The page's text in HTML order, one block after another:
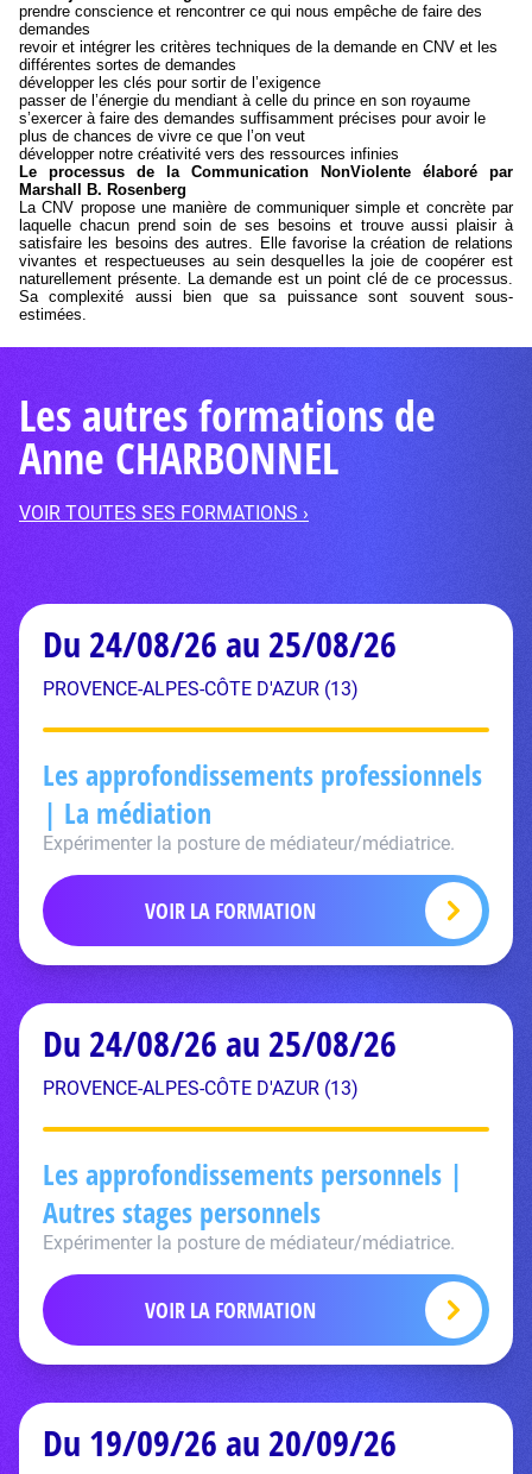
prendre conscience et rencontrer ce qui nous empêche de faire des
demandes
revoir et intégrer les critères techniques de la demande en CNV et les
différentes sortes de demandes
développer les clés pour sortir de l’exigence
passer de l’énergie du mendiant à celle du prince en son royaume
s’exercer à faire des demandes suffisamment précises pour avoir le
plus de chances de vivre ce que l’on veut
développer notre créativité vers des ressources infinies
Le processus de la Communication NonViolente élaboré par
Marshall B. Rosenberg
La CNV propose une manière de communiquer simple et concrète par
laquelle chacun prend soin de ses besoins et trouve aussi plaisir à
satisfaire les besoins des autres. Elle favorise la création de relations
vivantes et respectueuses au sein desquelles la joie de coopérer est
naturellement présente. La demande est un point clé de ce processus.
Sa complexité aussi bien que sa puissance sont souvent sous-
estimées.
Les autres formations de
Anne CHARBONNEL
VOIR TOUTES SES FORMATIONS ›
Du 24/08/26 au 25/08/26
PROVENCE-ALPES-CÔTE D'AZUR (13)
Les approfondissements professionnels
| La médiation
Expérimenter la posture de médiateur/médiatrice.
VOIR LA FORMATION
Du 24/08/26 au 25/08/26
PROVENCE-ALPES-CÔTE D'AZUR (13)
Les approfondissements personnels |
Autres stages personnels
Expérimenter la posture de médiateur/médiatrice.
VOIR LA FORMATION
Du 19/09/26 au 20/09/26